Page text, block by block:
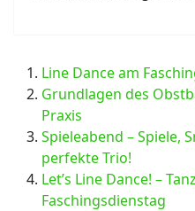
Line Dance am
Grundlagen des
Praxis
Spieleabend – Spiele,
perfekte Trio!
Let’s Line Dance! –
Faschingsdienstag